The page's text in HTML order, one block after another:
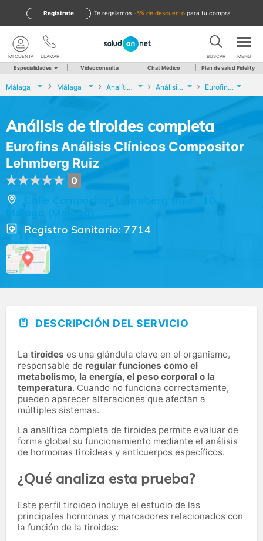
te regalamos -5% de descuento para tu compra
Regístrate
LLAMAR
MI CUENTA BUSCAR MENU
Especialidades Videoconsulta Chat Médico Plan de salud Fidelity
Málaga Málaga Analíticas y Genética Análisis de tiroides completa Eurofins Análisis Clínicos Compositor Lehmberg Ruiz
Análisis de tiroides completa
Eurofins Análisis Clínicos Compositor
Lehmberg Ruiz
0
Calle Compositor Lehmberg Ruiz , 10,
Málaga (Málaga)
Registro Sanitario: 7714
DESCRIPCIÓN DEL SERVICIO
La tiroides es una glándula clave en el organismo,
responsable de regular funciones como el
metabolismo, la energía, el peso corporal o la
temperatura. Cuando no funciona correctamente,
pueden aparecer alteraciones que afectan a
múltiples sistemas.
La analítica completa de tiroides permite evaluar de
forma global su funcionamiento mediante el análisis
de hormonas tiroideas y anticuerpos específicos.
¿Qué analiza esta prueba?
Este perfil tiroideo incluye el estudio de las
principales hormonas y marcadores relacionados con
la función de la tiroides: